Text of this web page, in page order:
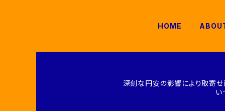
HOME
深刻な円安の影響により取寄せ
い